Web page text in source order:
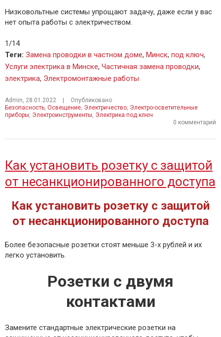
Низковольтные системы упрощают задачу, даже если у вас
нет опыта работы с электричеством.
1/14
Теги: Замена проводки в частном доме, Минск, под ключ,
Услуги электрика в Минске, Частичная замена проводки,
электрика, Электромонтажные работы
Admin, 28.01.2022
Опубликовано
Безопасность, Освещение, Электричество, Электро-осветительные
приборы, Электроинструменты, Электрика под ключ
0 комментарий
Как установить розетку с защитой
от несанкционированного доступа
Как установить розетку с защитой
от несанкционированного доступа
Более безопасные розетки стоят меньше 3-х рублей и их
легко установить.
Розетки с двумя
контактами
Замените стандартные электрические розетки на